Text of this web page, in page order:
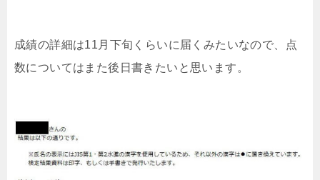
成績の詳細は11月下旬くらいに届くみたいなので、点
数についてはまた後日書きたいと思います。